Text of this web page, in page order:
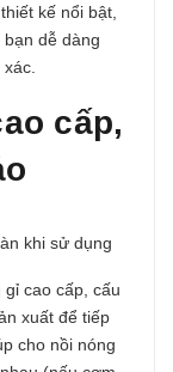
kế nổi bật,
dễ dàng
cấp,
khi sử dụng
cao cấp, cấu
xuất để tiếp
cho nồi nóng